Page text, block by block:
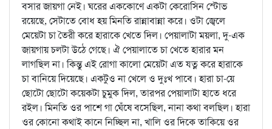
বসার জায়গা নেই। ঘরের এককোণে একটা কেরোসিন স্টোভ
রয়েছে, সেটাতে বোধ হয় মিনতি রান্নাবান্না করে। ওটা জ্বেলে
মেয়েটা চা তৈরী করে হারাকে খেতে দিল। পেয়ালাটা ময়লা, দু-এক
জায়গায় চলটা উঠে গেছে। ঐ পেয়ালাতে চা খেতে হারার মন
লাগছিল না। কিন্তু এই রোগা কালো মেয়েটা এত যত্ন করে হারাকে
চা বানিয়ে দিয়েছে। একটুও না খেলে ও দুঃখ পাবে। হারা চা-য়ে
ছোটো ছোটো কয়েকটা চুমুক দিল, তারপর পেয়ালাটা হাতে ধরে
রইল। মিনতি ওর পাশে গা ঘেঁষে বসেছিল, নানা কথা বলছিল। হারা
ওর কোনো কথাই কানে নিচ্ছিল না, খালি ওর দিকে তাকিয়ে ওর